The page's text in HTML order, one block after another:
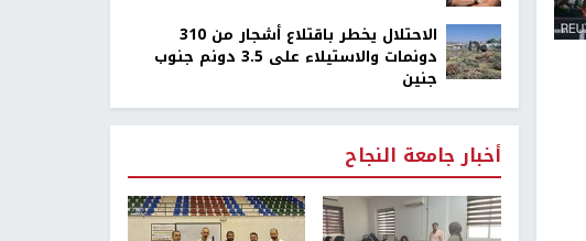
الاحتلال يخطر باقتلاع أشجار من 310
دونمات والاستيلاء على 3.5 دونم جنوب
جنين
أخبار جامعة النجاح